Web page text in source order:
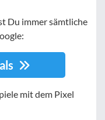
Du immer sämtliche
mit dem Pixel